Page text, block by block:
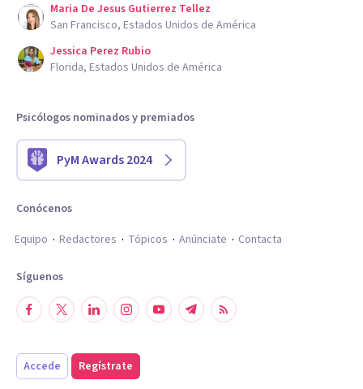
Maria De Jesus Gutierrez Tellez
San Francisco, Estados Unidos de América
Jessica Perez Rubio
Florida, Estados Unidos de América
Psicólogos nominados y premiados
PyM Awards 2024
Conócenos
Equipo
Redactores Tópicos Anúnciate Contacta
Síguenos
Accede Regístrate